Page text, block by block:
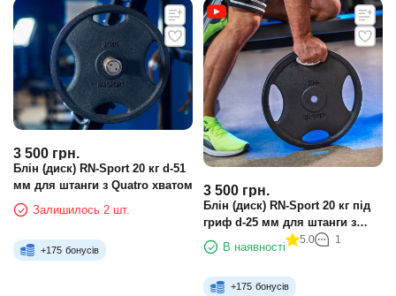
3 500 грн.
Блін (диск) RN-Sport 20 кг d-51
мм для штанги з Quatro хватом
Залишилось 2 шт.
+175 бонусів
3 500 грн.
Блін (диск) RN-Sport 20 кг під
гриф d-25 мм для штанги з
Quatro хватом
В наявності
5.0 1
+175 бонусів